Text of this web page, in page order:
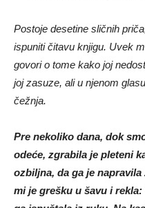
Postoje desetine sličnih
ispuniti čitavu knjigu. Uvek
govori o tome kako joj
joj zasuze, ali u njenom
čežnja.
Pre nekoliko dana, dok
odeće, zgrabila je pleteni
ozbiljna, da ga je
mi je grešku u šavu i